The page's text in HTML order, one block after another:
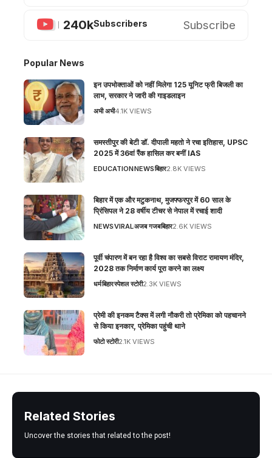
240kSubscribers Subscribe
Popular News
इन उपभोक्ताओं को नहीं मिलेगा 125 यूनिट फ्री बिजली का
लाभ, सरकार ने जारी की गाइडलाइन
अभी अभी4.1K VIEWS
समस्तीपुर की बेटी डॉ. दीपाली महतो ने रचा इतिहास, UPSC
2025 में 36वां रैंक हासिल कर बनीं IAS
EDUCATIONNEWSबिहार2.8K VIEWS
बिहार में एक और मटुकनाथ, मुजफ्फरपुर में 60 साल के
प्रिंसिपल ने 28 वर्षीय टीचर से नेपाल में रचाई शादी
NEWSVIRALअजब गजबबिहार2.6K VIEWS
पूर्वी चंपारण में बन रहा है विश्व का सबसे विराट रामायण मंदिर,
2028 तक निर्माण कार्य पूरा करने का लक्ष्य
धर्मबिहारस्पेशल स्टोरी2.3K VIEWS
प्रेमी की इनकम टैक्स में लगी नौकरी तो प्रेमिका को पहचानने
से किया इनकार, प्रेमिका पहुंची थाने
फोटो स्टोरी2.1K VIEWS
Related Stories
Uncover the stories that related to the post!